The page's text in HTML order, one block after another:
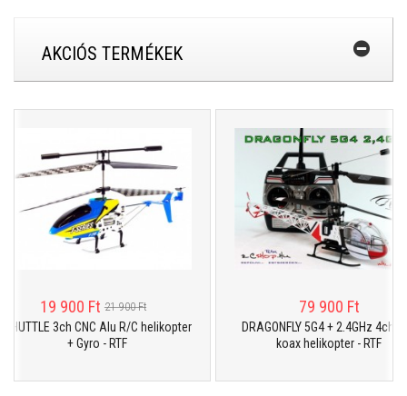
AKCIÓS TERMÉKEK
19 900 Ft 21 900 Ft
3ch CNC Alu R/C helikopter
+ Gyro - RTF
79 900 Ft
DRAGONFLY 5G4 + 2.4GHz 4ch R/C
koax helikopter - RTF